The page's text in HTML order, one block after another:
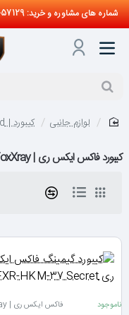
شماره های مشاوره و خرید: 57129-021 و 09121759502
لوازم جانبی کیبورد | Keyboard
کیبورد فاکس ایکس ری | FoxXray
ناموجود فاکس ایکس ری | FoxXray